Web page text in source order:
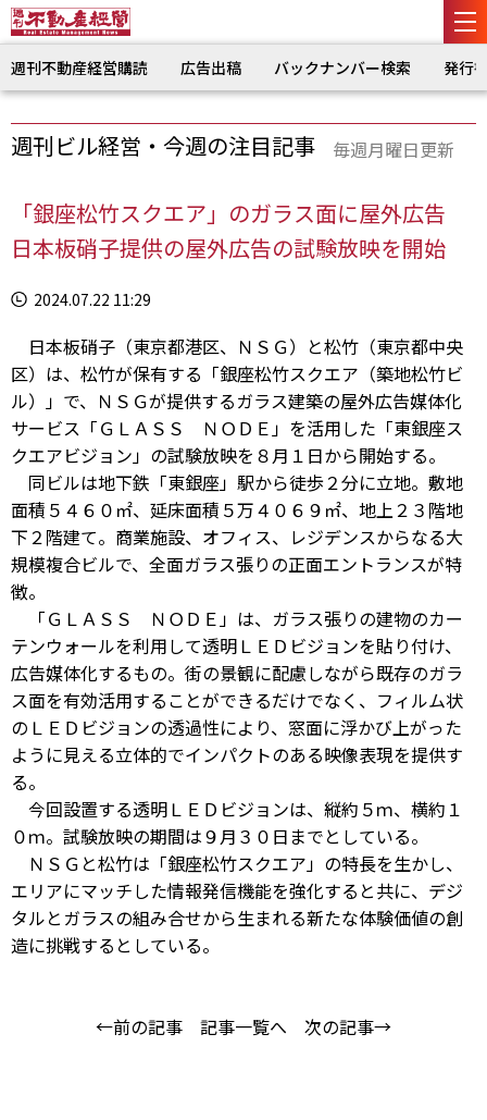
週刊不動産経営購読 広告出稿 バックナンバー検索 発行
週刊ビル経営・今週の注目記事 毎週月曜日更新
「銀座松竹スクエア」のガラス面に屋外広告
日本板硝子提供の屋外広告の試験放映を開始
2024.07.22 11:29
日本板硝子（東京都港区、ＮＳＧ）と松竹（東京都中央
区）は、松竹が保有する「銀座松竹スクエア（築地松竹ビ
ル）」で、ＮＳＧが提供するガラス建築の屋外広告媒体化
サービス「ＧＬＡＳＳ ＮＯＤＥ」を活用した「東銀座ス
クエアビジョン」の試験放映を８月１日から開始する。
同ビルは地下鉄「東銀座」駅から徒歩２分に立地。敷地
面積５４６０㎡、延床面積５万４０６９㎡、地上２３階地
下２階建て。商業施設、オフィス、レジデンスからなる大
規模複合ビルで、全面ガラス張りの正面エントランスが特
徴。
「ＧＬＡＳＳ ＮＯＤＥ」は、ガラス張りの建物のカー
テンウォールを利用して透明ＬＥＤビジョンを貼り付け、
広告媒体化するもの。街の景観に配慮しながら既存のガラ
ス面を有効活用することができるだけでなく、フィルム状
のＬＥＤビジョンの透過性により、窓面に浮かび上がった
ように見える立体的でインパクトのある映像表現を提供す
る。
今回設置する透明ＬＥＤビジョンは、縦約５ｍ、横約１
０ｍ。試験放映の期間は９月３０日までとしている。
ＮＳＧと松竹は「銀座松竹スクエア」の特長を生かし、
エリアにマッチした情報発信機能を強化すると共に、デジ
タルとガラスの組み合せから生まれる新たな体験価値の創
造に挑戦するとしている。
←前の記事 記事一覧へ 次の記事→